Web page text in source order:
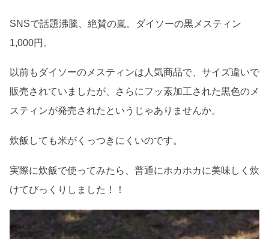
SNSで話題沸騰、絶賛の嵐。ダイソーの黒メスティン
1,000円。
以前もダイソーのメスティンは人気商品で、サイズ違いで
販売されていましたが、さらにフッ素加工された黒色のメ
スティンが発売されたというじゃありませんか。
炊飯しても米がくっつきにくいのです。
実際に炊飯で使ってみたら、普通にホカホカに美味しく炊
けてびっくりしました！！